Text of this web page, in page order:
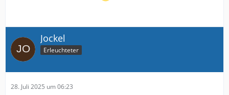
Jockel
Erleuchteter
28. Juli 2025 um 06:23